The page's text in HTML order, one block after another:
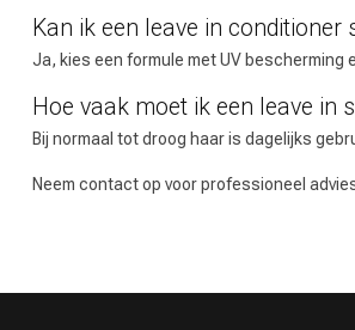
Kan ik een leave in
Ja, kies een formule met UV bescherming
Hoe vaak moet ik een leave in
Bij normaal tot droog haar is dagelijks
Neem contact op voor professioneel